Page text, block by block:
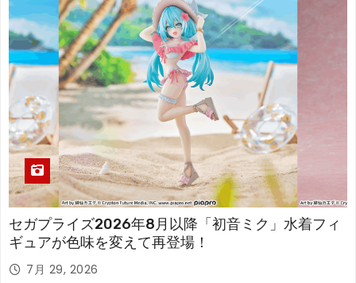
セガプライズ2026年8月以降「初音ミク」水着フィ
ギュアが色味を変えて再登場！
7月 29, 2026